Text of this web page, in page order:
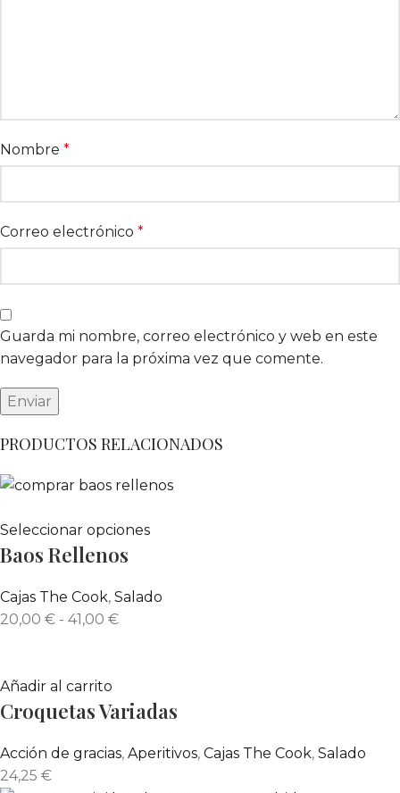
Nombre *
Correo electrónico *
Guarda mi nombre, correo electrónico y web en este
navegador para la próxima vez que comente.
PRODUCTOS RELACIONADOS
Seleccionar opciones
Baos Rellenos
Cajas The Cook, Salado
20,00 € - 41,00 €
Añadir al carrito
Croquetas Variadas
Acción de gracias, Aperitivos, Cajas The Cook, Salado
24,25 €